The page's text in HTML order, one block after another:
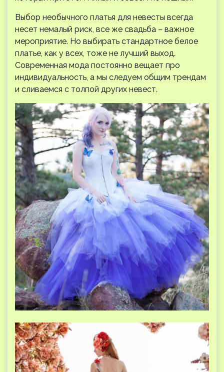
Выбор необычного платья для невесты всегда
несет немалый риск, все же свадьба – важное
мероприятие. Но выбирать стандартное белое
платье, как у всех, тоже не лучший выход.
Современная мода постоянно вещает про
индивидуальность, а мы следуем общим трендам
и сливаемся с толпой других невест.